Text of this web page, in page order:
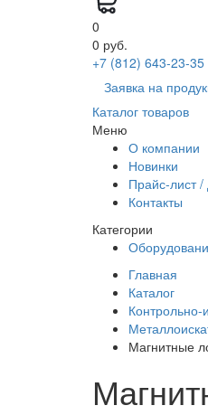
0
0 руб.
+7 (812) 643-23-35
Заявка на
Каталог товаров
Меню
О компании
Новинки
Прайс-лист
Контакты
Категории
Главная
Каталог
Магнитные